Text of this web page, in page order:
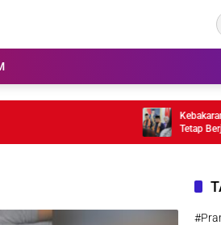
Kebakaran
Tetap Berjalan